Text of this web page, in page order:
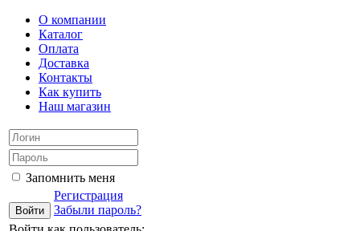
О компании
Каталог
Оплата
Доставка
Контакты
Как купить
Наш магазин
Запомнить меня
Регистрация
Забыли пароль?